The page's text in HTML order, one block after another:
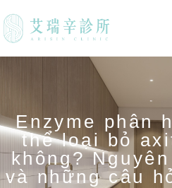
Enzyme phân
thể loại bỏ
không?
và những câu